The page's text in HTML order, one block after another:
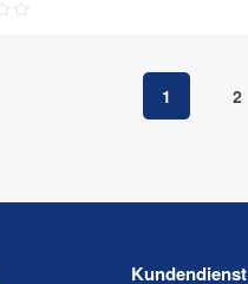
1 2
Kundendienst